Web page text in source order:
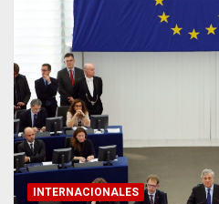
INTERNACIONALES